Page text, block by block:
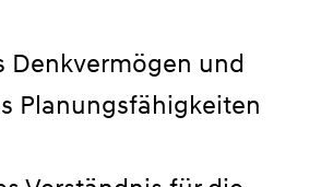
Denkvermögen und
Planungsfähigkeiten